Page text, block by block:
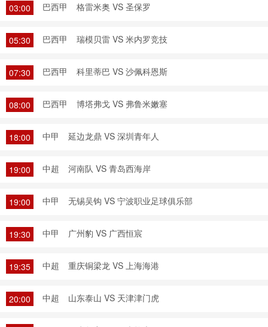
03:00
巴西甲 格雷米奥 VS 圣保罗
05:30 巴西甲 瑞模贝雷 VS 米内罗竞技
07:30 巴西甲 科里蒂巴 VS 沙佩科恩斯
08:00 巴西甲 博塔弗戈 VS 弗鲁米嫩塞
18:00 中甲 延边龙鼎 VS 深圳青年人
19:00 中超 河南队 VS 青岛西海岸
19:00 中甲 无锡吴钩 VS 宁波职业足球俱乐部
19:30 中甲 广州豹 VS 广西恒宸
19:35 中超 重庆铜梁龙 VS 上海海港
20:00 中超 山东泰山 VS 天津津门虎